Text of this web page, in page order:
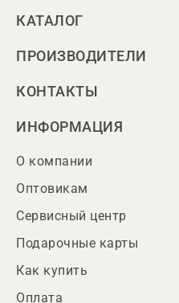
КАТАЛОГ
ПРОИЗВОДИТЕЛИ
КОНТАКТЫ
ИНФОРМАЦИЯ
О компании
Оптовикам
Сервисный центр
Подарочные карты
Как купить
Оплата